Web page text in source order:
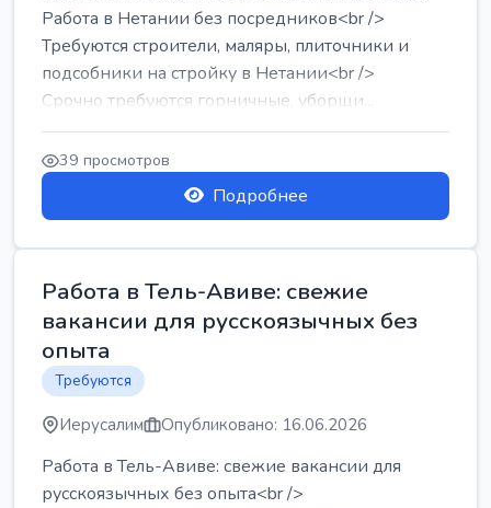
Работа в Нетании без посредников<br />
Требуются строители, маляры, плиточники и
подсобники на стройку в Нетании<br />
Срочно требуются горничные, уборщи...
39 просмотров
Подробнее
Работа в Тель-Авиве: свежие
вакансии для русскоязычных без
опыта
Требуются
Иерусалим Опубликовано: 16.06.2026
Работа в Тель-Авиве: свежие вакансии для
русскоязычных без опыта<br />